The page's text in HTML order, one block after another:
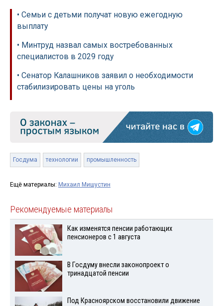
• Семьи с детьми получат новую ежегодную
выплату
• Минтруд назвал самых востребованных
специалистов в 2029 году
• Сенатор Калашников заявил о необходимости
стабилизировать цены на уголь
Госдума технологии промышленность
Ещё материалы: Михаил Мишустин
Рекомендуемые материалы
Как изменятся пенсии работающих
пенсионеров с 1 августа
В Госдуму внесли законопроект о
тринадцатой пенсии
Под Красноярском восстановили движение